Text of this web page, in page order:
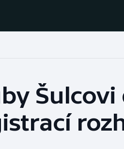
Baseball a softbal
Basketbal